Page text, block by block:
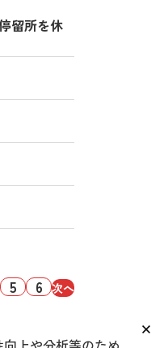
留所を休
5 6 次へ